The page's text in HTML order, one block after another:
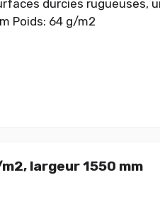
durcies rugueuses,
Poids: 64 g/m2
largeur 1550 mm